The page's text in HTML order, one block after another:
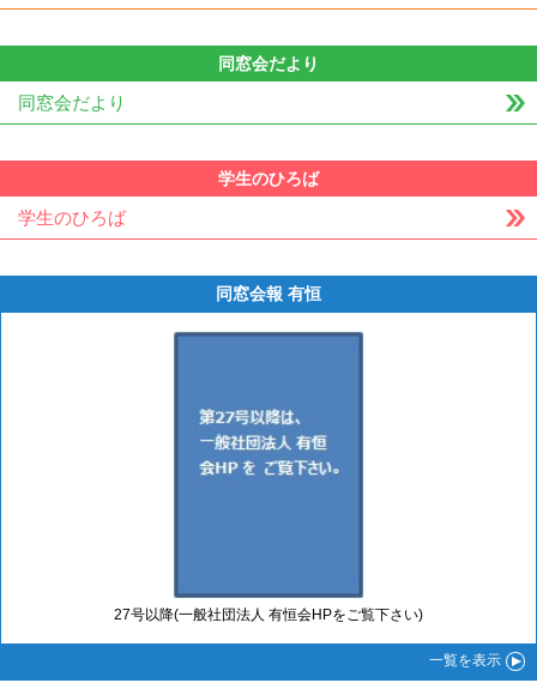
同窓会だより
同窓会だより
学生のひろば
学生のひろば
同窓会報 有恒
27号以降(一般社団法人 有恒会HPをご覧下さい)
一覧を表示